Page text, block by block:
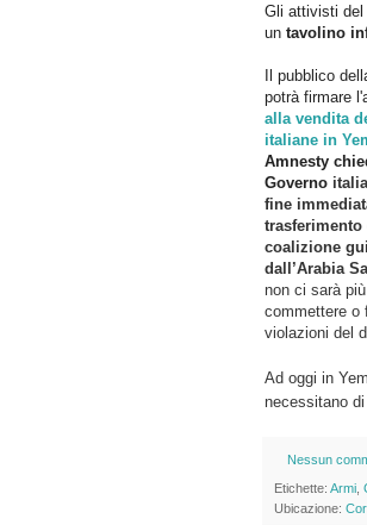
Gli attivisti del
un tavolino
Il pubblico
potrà firmare
alla vendita
italiane in
Amnesty
Governo
fine
coalizione
dall’Arabia
non ci sarà
commettere o
violazioni del
Ad oggi in
necessitano
Nessun
Etichette: Armi
Ubicazione: